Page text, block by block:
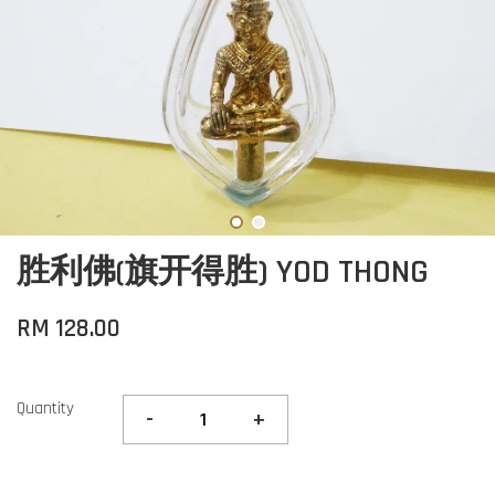
胜利佛(旗开得胜) YOD THONG
RM 128.00
Quantity - +